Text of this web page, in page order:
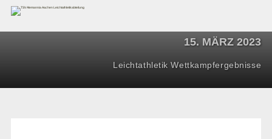
15. MÄRZ 2023
Leichtathletik Wettkampfergebnisse